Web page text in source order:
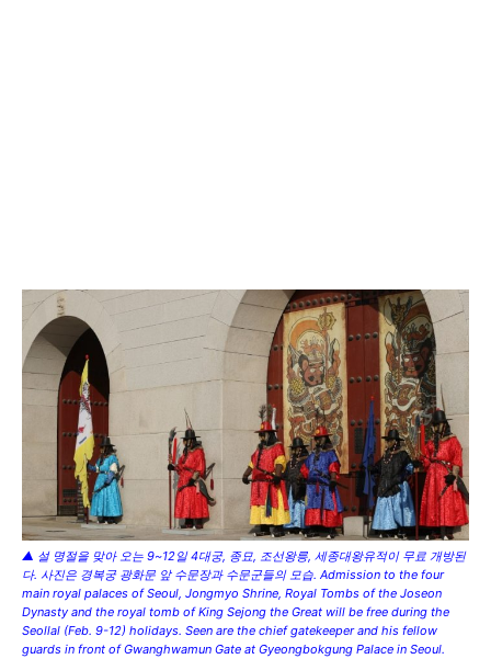
▲ 설 명절을 맞아 오는 9~12일 4대궁, 종묘, 조선왕릉, 세종대왕유적이 무료 개방된
다. 사진은 경복궁 광화문 앞 수문장과 수문군들의 모습. Admission to the four
main royal palaces of Seoul, Jongmyo Shrine, Royal Tombs of the Joseon
Dynasty and the royal tomb of King Sejong the Great will be free during the
Seollal (Feb. 9-12) holidays. Seen are the chief gatekeeper and his fellow
guards in front of Gwanghwamun Gate at Gyeongbokgung Palace in Seoul.